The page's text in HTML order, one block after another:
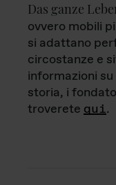
Das ganze
ovvero mobili
si adattano
circostanze e
informazioni
storia, i
troverete qui.